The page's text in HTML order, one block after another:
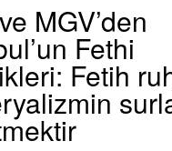
MGV’den
Fethi
Fetih